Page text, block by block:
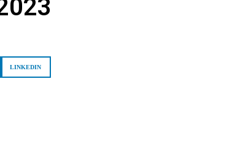
LINKEDIN